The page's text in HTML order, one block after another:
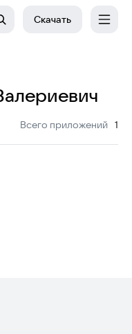
Скачать
Всего приложений
: 1